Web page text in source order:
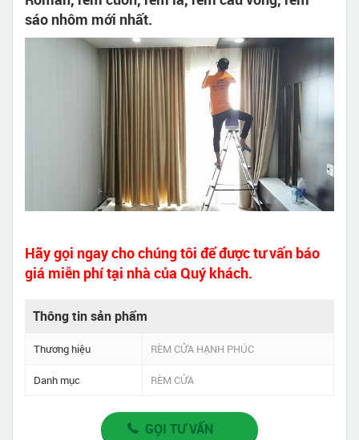
sáo nhôm mới nhất.
Hãy gọi ngay cho chúng tôi để được tư vấn báo
giá miễn phí tại nhà của Quý khách.
Thông tin sản phẩm
Thương hiệu RÈM CỬA HẠNH PHÚC
Danh mục RÈM CỬA
GỌI TƯ VẤN